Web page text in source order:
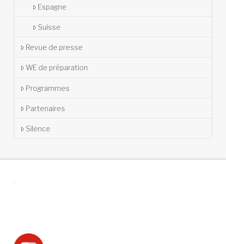
Espagne
Suisse
Revue de presse
WE de préparation
Programmes
Partenaires
Silence